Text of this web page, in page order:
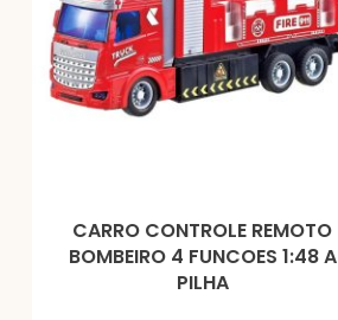
CARRO CONTROLE REMOTO
BOMBEIRO 4 FUNCOES 1:48 A
PILHA